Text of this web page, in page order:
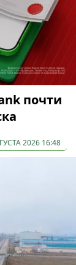
почти
2026 16:48